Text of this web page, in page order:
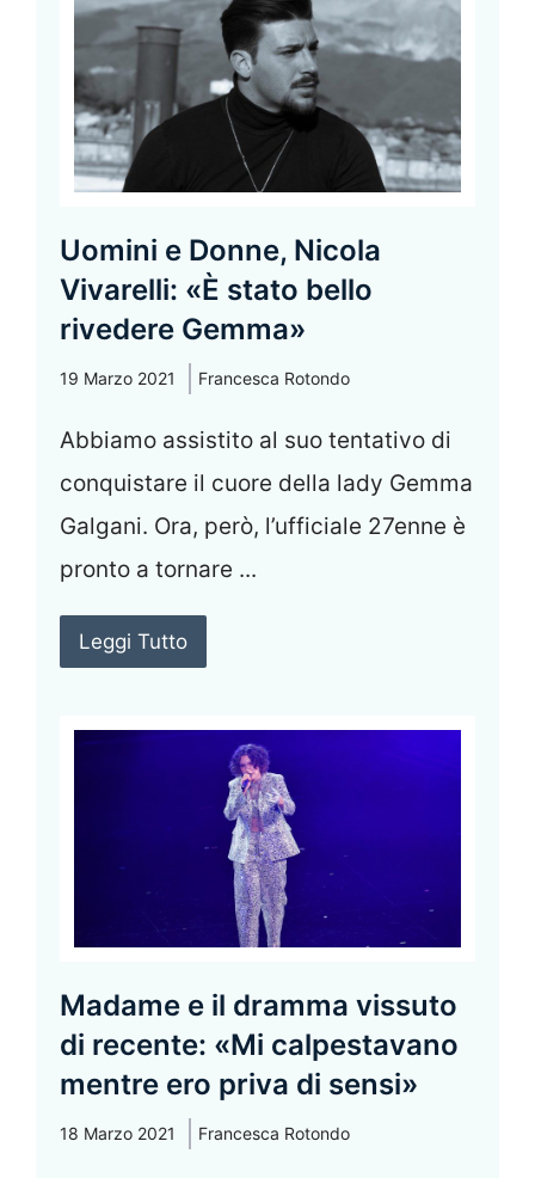
Uomini e Donne, Nicola
Vivarelli: «È stato bello
rivedere Gemma»
19 Marzo 2021 Francesca Rotondo
Abbiamo assistito al suo tentativo di
conquistare il cuore della lady Gemma
Galgani. Ora, però, l’ufficiale 27enne è
pronto a tornare ...
Leggi Tutto
Madame e il dramma vissuto
di recente: «Mi calpestavano
mentre ero priva di sensi»
18 Marzo 2021 Francesca Rotondo